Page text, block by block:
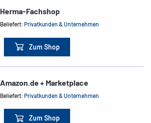
Herma-Fachshop
Beliefert:Privatkunden & Unternehmen
Zum Shop
Amazon.de + Marketplace
Beliefert:Privatkunden & Unternehmen
Zum Shop